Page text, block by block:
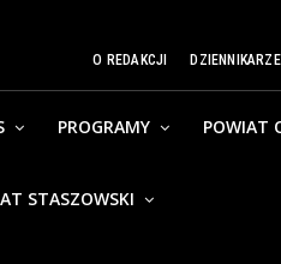
O REDAKCJI DZIENNIKARZE
PROGRAMY POWIAT
STASZOWSKI